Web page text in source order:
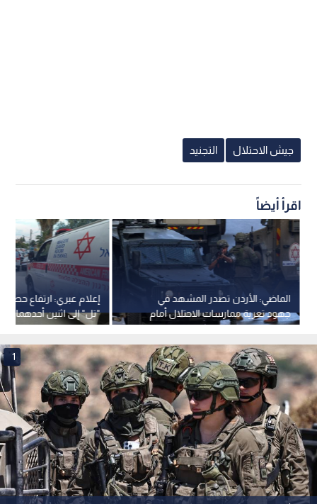
جيش الاحتلال التجنيد
اقرأ أيضاً
إعلام عبري: ارتفاع
"تل" إلى اثنين أحدهما
في الجيش
الماضي: الأردن تصدر المشهد في
جهود تعرية ممارسات الاحتلال أمام
العالم.. فيديو
1